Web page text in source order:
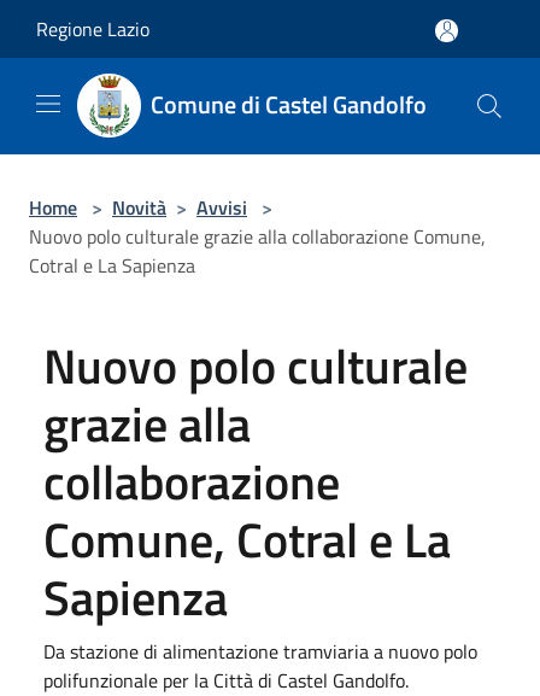
Regione Lazio
Comune di Castel Gandolfo
Home > Novità > Avvisi >
Nuovo polo culturale grazie alla collaborazione Comune,
Cotral e La Sapienza
Nuovo polo culturale
grazie alla
collaborazione
Comune, Cotral e La
Sapienza
Da stazione di alimentazione tramviaria a nuovo polo
polifunzionale per la Città di Castel Gandolfo.